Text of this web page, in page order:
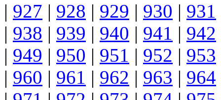
| 927 | 928 | 929 | 930 | 931
| 938 | 939 | 940 | 941 | 942
| 949 | 950 | 951 | 952 | 953
| 960 | 961 | 962 | 963 | 964